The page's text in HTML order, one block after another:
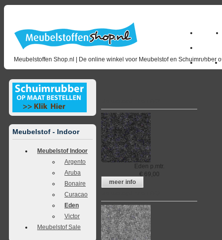
Meubelstoffen Shop.nl | De online winkel voor Meubelstof en Schuimrubber
Home
Outlet
Meubelstof - Indoor
Meubelstof Indoor
Argento
Aruba
Bonaire
Curacao
Eden
Victor
Meubelstof Sale
Eden p.mtr.
€ 69,00
meer info